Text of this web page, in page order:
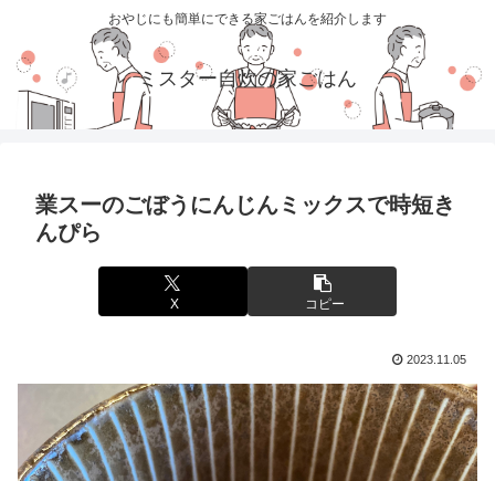
おやじにも簡単にできる家ごはんを紹介します
ミスター自炊の家ごはん
業スーのごぼうにんじんミックスで時短き
んぴら
X コピー
2023.11.05